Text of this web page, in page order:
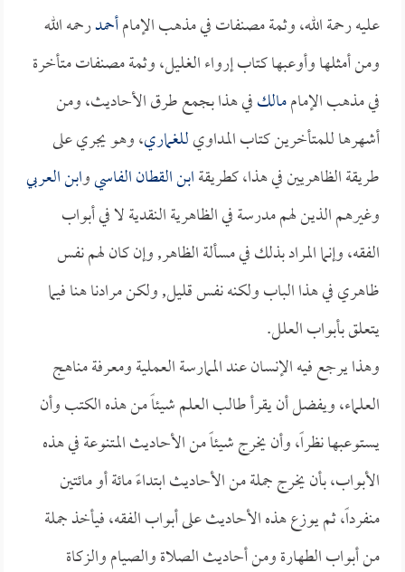
عليه رحمة الله، وثمة مصنفات في مذهب الإمامأحمدرحمه الله
ومن أمثلها وأوعبها كتاب إرواء الغليل، وثمة مصنفات متأخرة
في مذهب الإماممالكفي هذا بجمع طرق الأحاديث، ومن
أشهرها للمتأخرين كتاب المداويللغماري، وهو يجري على
طريقة الظاهريين في هذا، كطريقةابن القطان الفاسيوابن العربي
وغيرهم الذين لهم مدرسة في الظاهرية النقدية لا في أبواب
الفقه، وإنما المراد بذلك في مسألة الظاهر, وإن كان لهم نفس
ظاهري في هذا الباب ولكنه نفس قليل, ولكن مرادنا هنا فيما
يتعلق بأبواب العلل.
وهذا يرجع فيه الإنسان عند الممارسة العملية ومعرفة مناهج
العلماء، ويفضل أن يقرأ طالب العلم شيئاً من هذه الكتب وأن
يستوعبها نظراً، وأن يخرج شيئاً من الأحاديث المتنوعة في هذه
الأبواب، بأن يخرج جملة من الأحاديث ابتداءً مائة أو مائتين
منفرداً، ثم يوزع هذه الأحاديث على أبواب الفقه، فيأخذ جملة
من أبواب الطهارة ومن أحاديث الصلاة والصيام والزكاة